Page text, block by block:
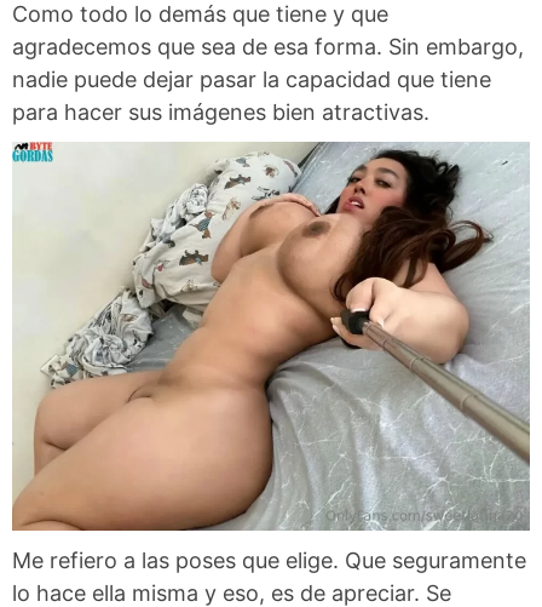
Como todo lo demás que tiene y que
agradecemos que sea de esa forma. Sin embargo,
nadie puede dejar pasar la capacidad que tiene
para hacer sus imágenes bien atractivas.
Me refiero a las poses que elige. Que seguramente
lo hace ella misma y eso, es de apreciar. Se